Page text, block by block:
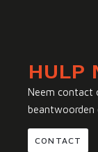
HULP
Neem contact
beantwoorden
CONTACT